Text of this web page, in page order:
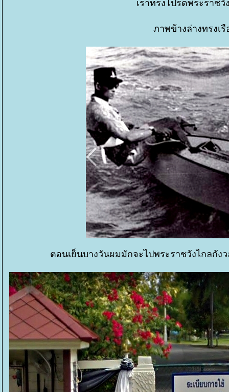
เราทรงโปรดพระราช
ภาพข้างล่างทรงเ
ตอนเย็นบางวันผมมักจะไปพระราชวังไกลกั